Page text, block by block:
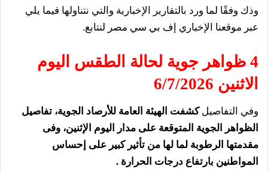
وذك وفقًا لما ورد بالتقارير الإخبارية والتي نتناولها فيما يلي
عبر موقعنا الإخباري إف بي سي مصر لنتابع.
4 ظواهر جوية لحالة الطقس اليوم
الاثنين 6/7/2026
وفي التفاصيلكشفت الهيئة العامة للأرصاد الجوية، تفاصيل
الظواهر الجوية المتوقعة على مدار اليوم الإثنين، وفى
مقدمتها الرطوبة لما لها من تأثير كبير على إحساس
المواطنين بارتفاع درجات الحرارة .